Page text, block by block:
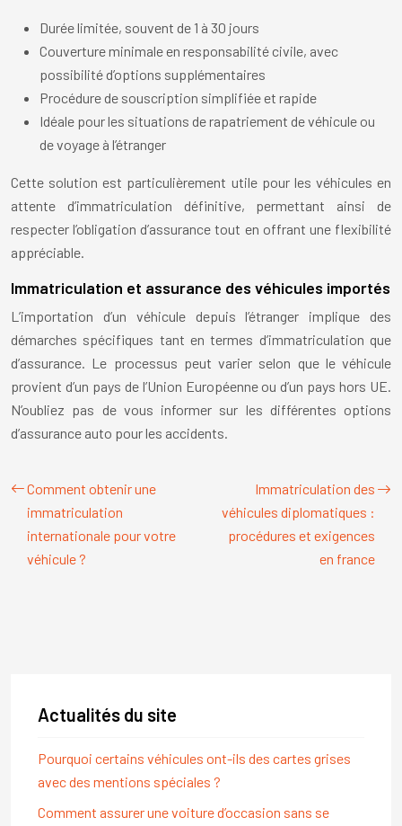
Durée limitée, souvent de 1 à 30 jours
Couverture minimale en responsabilité civile, avec
possibilité d’options supplémentaires
Procédure de souscription simplifiée et rapide
Idéale pour les situations de rapatriement de véhicule ou
de voyage à l’étranger
Cette solution est particulièrement utile pour les véhicules en
attente d’immatriculation définitive, permettant ainsi de
respecter l’obligation d’assurance tout en offrant une flexibilité
appréciable.
Immatriculation et assurance des véhicules importés
L’importation d’un véhicule depuis l’étranger implique des
démarches spécifiques tant en termes d’immatriculation que
d’assurance. Le processus peut varier selon que le véhicule
provient d’un pays de l’Union Européenne ou d’un pays hors UE.
N’oubliez pas de vous informer sur les différentes options
d’assurance auto pour les accidents.
Comment obtenir une
immatriculation
internationale pour votre
véhicule ?
Immatriculation des
véhicules diplomatiques :
procédures et exigences
en france
Actualités du site
Pourquoi certains véhicules ont-ils des cartes grises
avec des mentions spéciales ?
Comment assurer une voiture d’occasion sans se